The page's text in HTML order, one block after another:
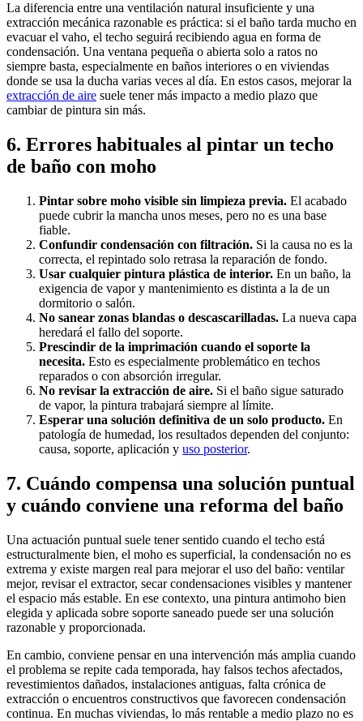
La diferencia entre una ventilación natural insuficiente y una
extracción mecánica razonable es práctica: si el baño tarda mucho en
evacuar el vaho, el techo seguirá recibiendo agua en forma de
condensación. Una ventana pequeña o abierta solo a ratos no
siempre basta, especialmente en baños interiores o en viviendas
donde se usa la ducha varias veces al día. En estos casos, mejorar la
extracción de aire suele tener más impacto a medio plazo que
cambiar de pintura sin más.
6. Errores habituales al pintar un techo
de baño con moho
Pintar sobre moho visible sin limpieza previa. El acabado
puede cubrir la mancha unos meses, pero no es una base
fiable.
Confundir condensación con filtración. Si la causa no es la
correcta, el repintado solo retrasa la reparación de fondo.
Usar cualquier pintura plástica de interior. En un baño, la
exigencia de vapor y mantenimiento es distinta a la de un
dormitorio o salón.
No sanear zonas blandas o descascarilladas. La nueva capa
heredará el fallo del soporte.
Prescindir de la imprimación cuando el soporte la
necesita. Esto es especialmente problemático en techos
reparados o con absorción irregular.
No revisar la extracción de aire. Si el baño sigue saturado
de vapor, la pintura trabajará siempre al límite.
Esperar una solución definitiva de un solo producto. En
patología de humedad, los resultados dependen del conjunto:
causa, soporte, aplicación y uso posterior.
7. Cuándo compensa una solución puntual
y cuándo conviene una reforma del baño
Una actuación puntual suele tener sentido cuando el techo está
estructuralmente bien, el moho es superficial, la condensación no es
extrema y existe margen real para mejorar el uso del baño: ventilar
mejor, revisar el extractor, secar condensaciones visibles y mantener
el espacio más estable. En ese contexto, una pintura antimoho bien
elegida y aplicada sobre soporte saneado puede ser una solución
razonable y proporcionada.
En cambio, conviene pensar en una intervención más amplia cuando
el problema se repite cada temporada, hay falsos techos afectados,
revestimientos dañados, instalaciones antiguas, falta crónica de
extracción o encuentros constructivos que favorecen condensación
continua. En muchas viviendas, lo más rentable a medio plazo no es